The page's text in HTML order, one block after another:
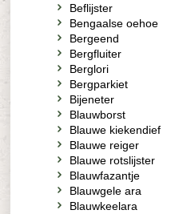
Beflijster
Bengaalse oehoe
Bergeend
Bergfluiter
Berglori
Bergparkiet
Bijeneter
Blauwborst
Blauwe kiekendief
Blauwe reiger
Blauwe rotslijster
Blauwfazantje
Blauwgele ara
Blauwkeelara